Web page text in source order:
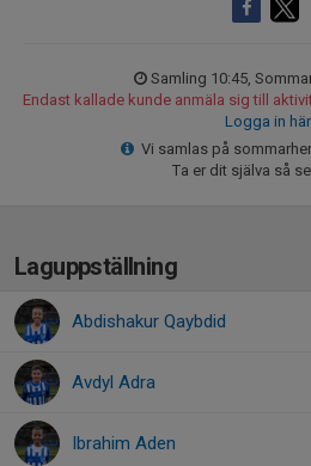
Samling 10:45,
Endast kallade kunde anmäla sig till
Logga in här
Vi samlas på
Ta er dit själva så
Laguppställning
Abdishakur Qaybdid
Avdyl Adra
Ibrahim Aden